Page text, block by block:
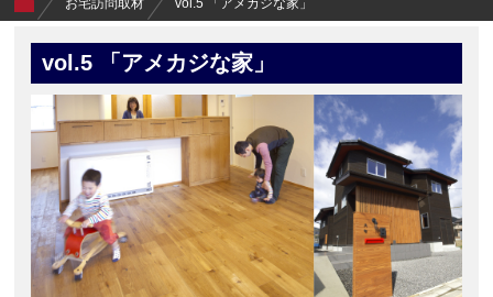
お宅訪問取材 vol.5 「アメカジな家」
vol.5 「アメカジな家」